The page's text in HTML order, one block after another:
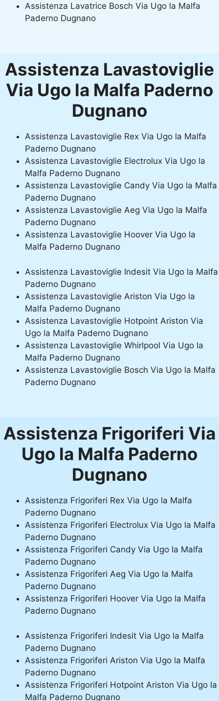
Assistenza Lavatrice Bosch Via Ugo la Malfa
Paderno Dugnano
Assistenza Lavastoviglie
Via Ugo la Malfa Paderno
Dugnano
Assistenza Lavastoviglie Rex Via Ugo la Malfa
Paderno Dugnano
Assistenza Lavastoviglie Electrolux Via Ugo la
Malfa Paderno Dugnano
Assistenza Lavastoviglie Candy Via Ugo la Malfa
Paderno Dugnano
Assistenza Lavastoviglie Aeg Via Ugo la Malfa
Paderno Dugnano
Assistenza Lavastoviglie Hoover Via Ugo la
Malfa Paderno Dugnano
Assistenza Lavastoviglie Indesit Via Ugo la Malfa
Paderno Dugnano
Assistenza Lavastoviglie Ariston Via Ugo la
Malfa Paderno Dugnano
Assistenza Lavastoviglie Hotpoint Ariston Via
Ugo la Malfa Paderno Dugnano
Assistenza Lavastoviglie Whirlpool Via Ugo la
Malfa Paderno Dugnano
Assistenza Lavastoviglie Bosch Via Ugo la Malfa
Paderno Dugnano
Assistenza Frigoriferi Via
Ugo la Malfa Paderno
Dugnano
Assistenza Frigoriferi Rex Via Ugo la Malfa
Paderno Dugnano
Assistenza Frigoriferi Electrolux Via Ugo la Malfa
Paderno Dugnano
Assistenza Frigoriferi Candy Via Ugo la Malfa
Paderno Dugnano
Assistenza Frigoriferi Aeg Via Ugo la Malfa
Paderno Dugnano
Assistenza Frigoriferi Hoover Via Ugo la Malfa
Paderno Dugnano
Assistenza Frigoriferi Indesit Via Ugo la Malfa
Paderno Dugnano
Assistenza Frigoriferi Ariston Via Ugo la Malfa
Paderno Dugnano
Assistenza Frigoriferi Hotpoint Ariston Via Ugo la
Malfa Paderno Dugnano